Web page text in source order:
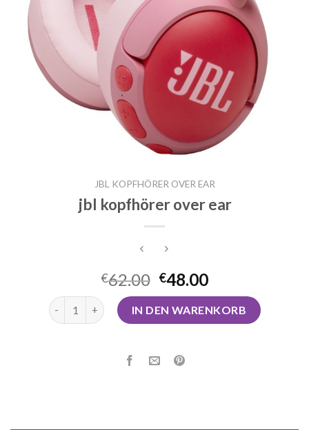
JBL KOPFHÖRER OVER EAR
jbl kopfhörer over ear
€62.00 €48.00
jbl kopfhörer over ear MengeIN DEN WARENKORB